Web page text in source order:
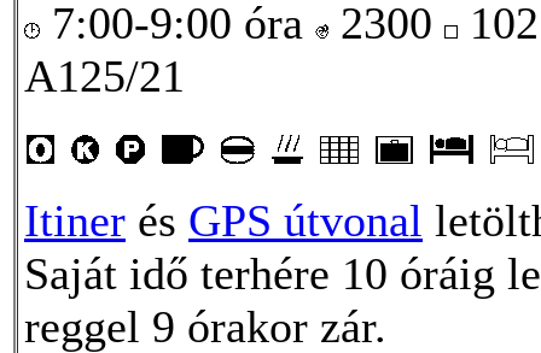
7:00-9:00 óra
2300
A125/21
Itiner és GPS útvonal
Saját idő terhére 10 óráig
reggel 9 órakor zár.